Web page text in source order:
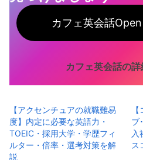
カフェ英会話
カフェ英会話の詳
【アクセンチュアの就職難易
度】内定に必要な英語力・
TOEIC・採用大学・学歴フィ
ルター・倍率・選考対策を解
説
ブ
入
ス